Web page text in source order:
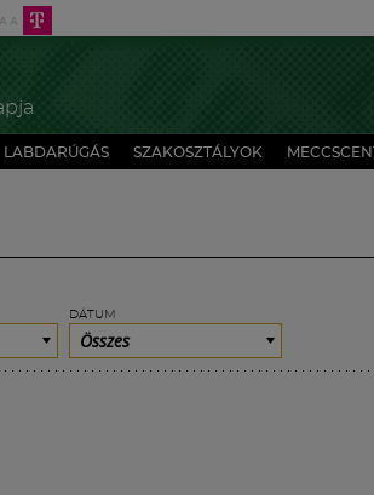
LABDARÚGÁS SZAKOSZTÁLYOK
DÁTUM
Összes